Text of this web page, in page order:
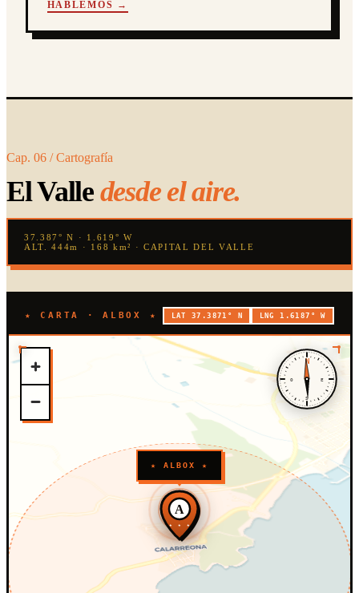
HABLEMOS →
Cap. 06 / Cartografía
El Valle desde el aire.
37.387° N · 1.619° W
ALT. 444m · 168 km² · CAPITAL DEL VALLE
★ CARTA · ALBOX ★ LAT 37.3871° N LNG 1.6187° W
★ ALBOX ★
A
★ ★ ★
N
E
S
O